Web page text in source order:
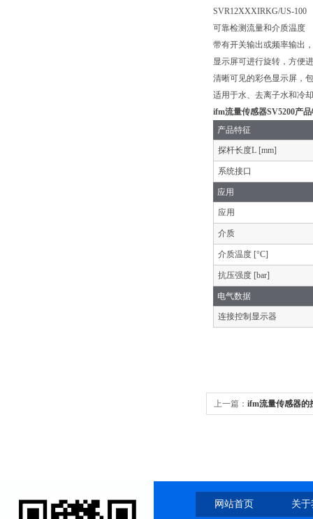
SVR12XXXIRKG/US-100
可靠检测流量和介质温度
带有开关输出或频率输出
显示屏可进行旋转，方便
清晰可见的彩色显示屏，
适用于水、去离子水和冷
ifm流量传感器SV5200产
产品特征
探杆长度L [mm]
系统接口
应用
应用
介质
介质温度 [°C]
抗压强度 [bar]
电气数据
连接控制显示器
上一篇： ifm流量传感器的
网站首页 关